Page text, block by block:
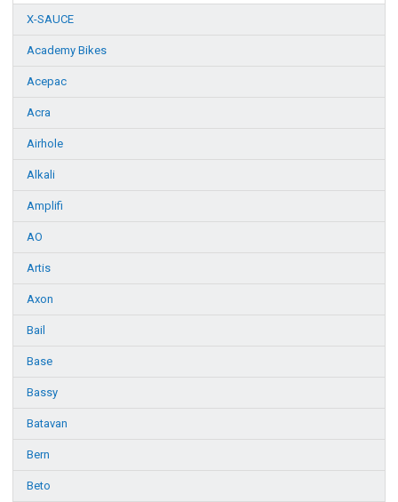
X-SAUCE
Academy Bikes
Acepac
Acra
Airhole
Alkali
Amplifi
AO
Artis
Axon
Bail
Base
Bassy
Batavan
Bern
Beto